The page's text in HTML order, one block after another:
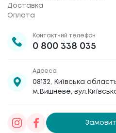
Доставка
Оплата
Контактний телефон
0 800 338 035
Адреса
08132, Київська
м.Вишневе,